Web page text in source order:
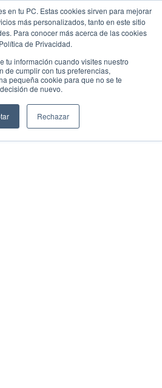
en tu PC. Estas cookies sirven para mejorar
más personalizados, tanto en este sitio
Para conocer más acerca de las cookies
de Privacidad.
tu información cuando visites nuestro
de cumplir con tus preferencias,
pequeña cookie para que no se te
de nuevo.
Rechazar